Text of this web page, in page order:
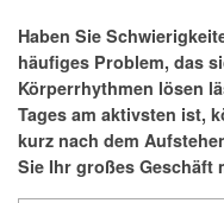
Haben Sie
häufiges Problem, das
Körperrhythmen lösen
Tages am aktivsten ist,
kurz nach dem
Sie Ihr großes Geschäft